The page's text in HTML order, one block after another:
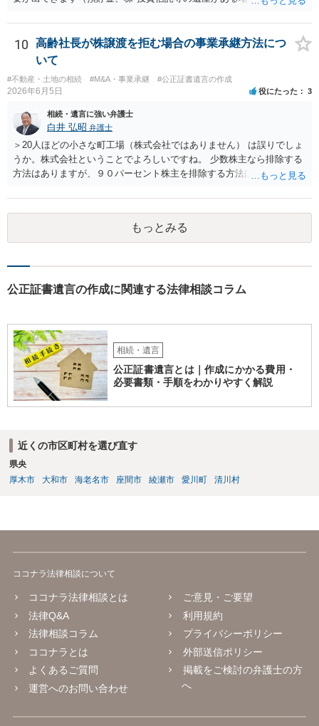
無・内容について説明してよい」旨を明確に伝えてもらい、委任状の
写しを添付して、期限を区切って書面で回答を求めることが考えられ
ます。それでも回答がない場合には、母親本人の意思能力や真意、兄
による不当な関与の有無も含めて、別の弁護士に資料（遺言書案、委
任状、母親の発言内容、弁護士との連絡履歴、兄とのやり取り等）を
示して相談した方がよいように思います。
投資信託は他の相続人にというような分け方をするのか等について
は、相続人間で遺産分割協議により決める必要があります）。
10
高齢社長が株譲渡を拒む場合の事業承継方法につ
いて
#不動産・土地の相続 #M&A・事業承継 #公正証書遺言の作成
2026年6月5日 役にたった 3
相続・遺言に強い弁護士
白井 弘昭 弁護士
＞20人ほどの小さな町工場（株式会社ではありません） は誤りでしょ
うか。株式会社ということでよろしいですね。 少数株主なら排除する
方法はありますが、９０パーセント株主を排除する方法は現実的にあ
るか、家族を説得して承継させるかしかないでしょう。 また、出資者
がいれば、全員で会社を辞めて新たな会社を立ち上げることも考えら
れます。 それか、しばらく我慢して、社長が没した後に相続人から承
継させるしかないように思えます。 私見ながらご参考まで。
もっとみる
公正証書遺言の作成に関連する法律相談コラム
相続・遺言
公正証書遺言とは｜作成にかかる費用・
必要書類・手順をわかりやすく解説
近くの市区町村を選び直す
県央
厚木市
大和市 海老名市 座間市 綾瀬市 愛川町 清川村
ココナラ法律相談について
ココナラ法律相談とは
法律Q&A
法律相談コラム
ココナラとは
よくあるご質問
運営へのお問い合わせ
ご意見・ご要望
利用規約
プライバシーポリシー
外部送信ポリシー
掲載をご検討の弁護士の方
へ